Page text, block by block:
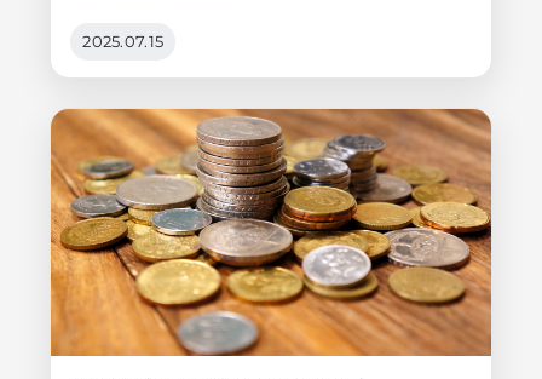
2025.07.15